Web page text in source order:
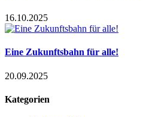
16.10.2025
Eine Zukunftsbahn für alle!
20.09.2025
Kategorien